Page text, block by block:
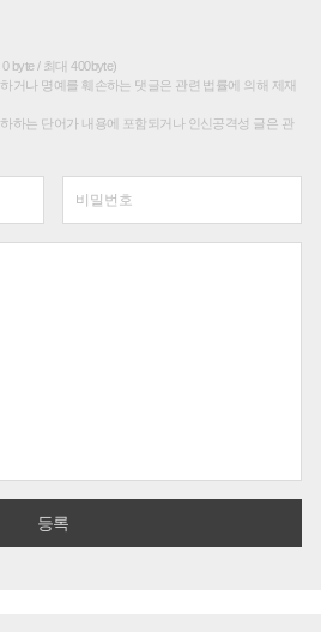
byte / 최대 400byte)
거나 명예를 훼손하는 댓글은 관련 법률에 의해 제재
하는 단어가 내용에 포함되거나 인신공격성 글은 관